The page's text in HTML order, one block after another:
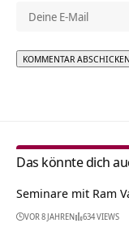
Das könnte dich
Seminare mit Ram
VOR 8 JAHREN 634 VIEWS